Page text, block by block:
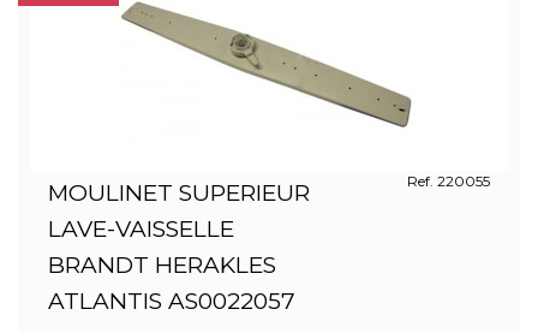
MOULINET SUPERIEUR
LAVE-VAISSELLE
BRANDT HERAKLES
ATLANTIS AS0022057
Ref. 220055